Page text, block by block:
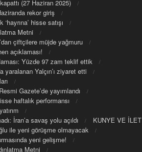
(27 Haziran 2025)
rekor giriş
hisse satışı
Metni
çiftçilere müjde yağmuru
açıklaması!
Yüzde 97 zam teklif ettik
yaralanan Yalçın’ı ziyaret etti
Gazete’de yayımlandı
haftalık performansı
İran’a savaş yolu açıldı
KUNYE VE
ile yeni görüşme olmayacak
yeni gelişme!
Metni